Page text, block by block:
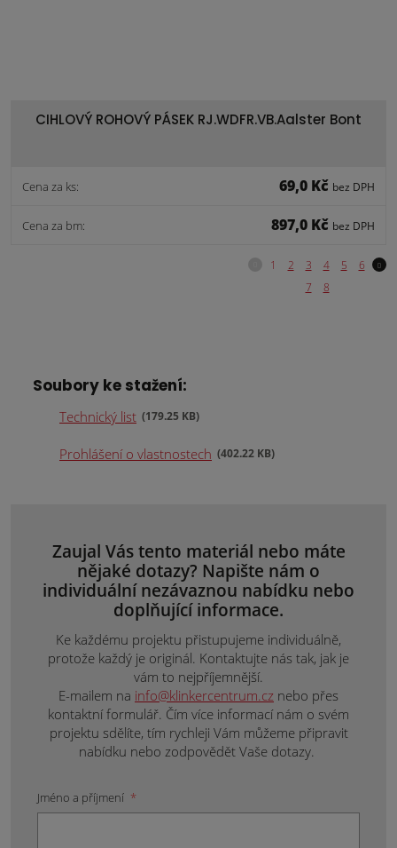
CIHLOVÝ ROHOVÝ PÁSEK RJ.WDFR.VB.Aalster Bont
Cena za ks: 69,0 Kč bez DPH
Cena za bm: 897,0 Kč bez DPH
Soubory ke stažení:
Technický list 179.25 KB
Prohlášení o vlastnostech 402.22 KB
Zaujal Vás tento materiál nebo máte
nějaké dotazy? Napište nám o
individuální nezávaznou nabídku nebo
doplňující informace.
Ke každému projektu přistupujeme individuálně,
protože každý je originál. Kontaktujte nás tak, jak je
vám to nejpříjemnější.
E-mailem na info@klinkercentrum.cz nebo přes
kontaktní formulář. Čím více informací nám o svém
projektu sdělíte, tím rychleji Vám můžeme připravit
nabídku nebo zodpovědět Vaše dotazy.
Jméno a příjmení *